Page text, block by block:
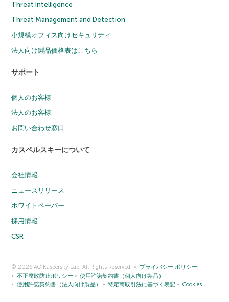
Threat Intelligence
Threat Management and Detection
小規模オフィス向けセキュリティ
法人向け製品価格表はこちら
サポート
個人のお客様
法人のお客様
お問い合わせ窓口
カスペルスキーについて
会社情報
ニュースリリース
ホワイトペーパー
採用情報
CSR
© 2026 AO Kaspersky Lab. All Rights Reserved.
プライバシー ポリシー
不正腐敗防止ポリシー
使用許諾契約書（個人向け製品）
使用許諾契約書（法人向け製品）
特定商取引法に基づく表記 Cookies